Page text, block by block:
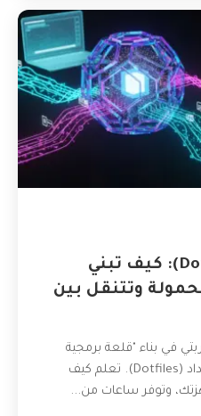
ملفات الإعداد (Dotfiles): كيف تبني
وتتنقل بين
في بناء "قلعة برمجية
محمولة" باستخدام ملفات الإعداد (Dotfiles). تعلم كيف
وتوفر ساعات من...